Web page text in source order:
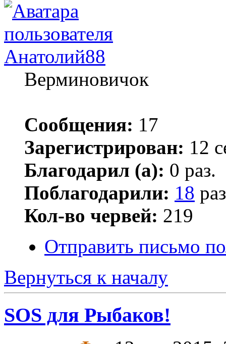
Анатолий88
Верминовичок
Сообщения: 17
Зарегистрирован: 12
Благодарил (а): 0 раз.
Поблагодарили: 18
Кол-во червей: 219
Отправить письмо
Вернуться к началу
SOS для Рыбаков!